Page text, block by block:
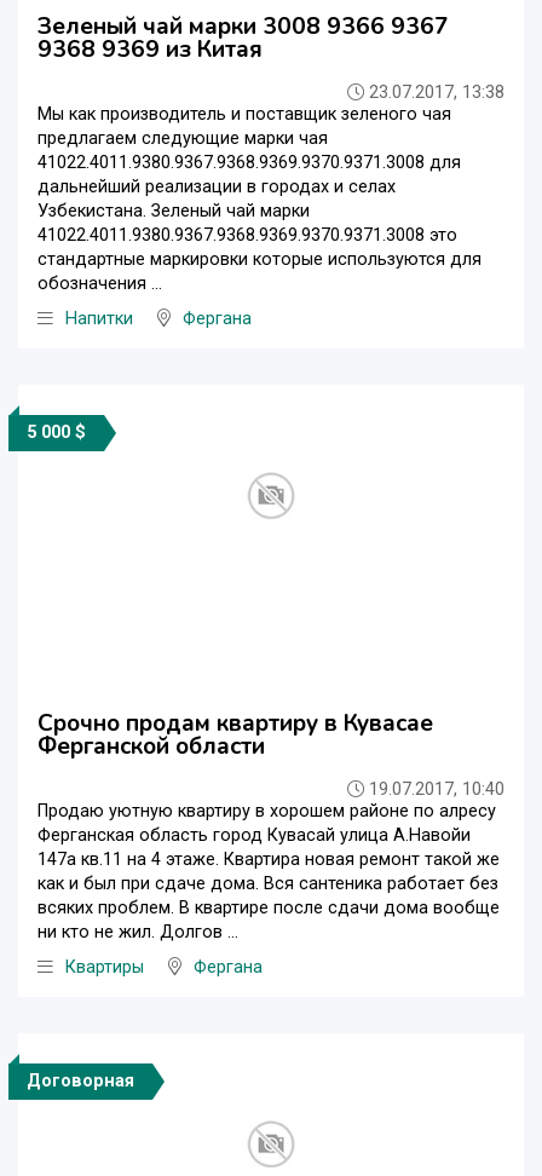
Зеленый чай марки 3008 9366 9367
9368 9369 из Китая
23.07.2017, 13:38
Мы как производитель и поставщик зеленого чая
предлагаем следующие марки чая
41022.4011.9380.9367.9368.9369.9370.9371.3008 для
дальнейший реализации в городах и селах
Узбекистана. Зеленый чай марки
41022.4011.9380.9367.9368.9369.9370.9371.3008 это
стандартные маркировки которые используются для
обозначения ...
Напитки
Фергана
5 000 $
Срочно продам квартиру в Кувасае
Ферганской области
19.07.2017, 10:40
Продаю уютную квартиру в хорошем районе по алресу
Ферганская область город Кувасай улица А.Навойи
147а кв.11 на 4 этаже. Квартира новая ремонт такой же
как и был при сдаче дома. Вся сантеника работает без
всяких проблем. В квартире после сдачи дома вообще
ни кто не жил. Долгов ...
Квартиры
Фергана
Договорная